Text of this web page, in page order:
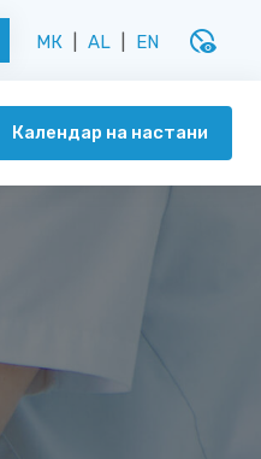
МК AL EN disabled_visible
Календар на настани